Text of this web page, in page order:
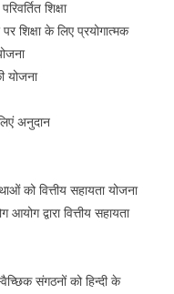
शिक्षा
शिक्षा के लिए प्रयोगात्मक
योजना
अनुदान
को वित्तीय सहायता योजना
द्वारा वित्तीय सहायता
संगठनों को हिन्दी के